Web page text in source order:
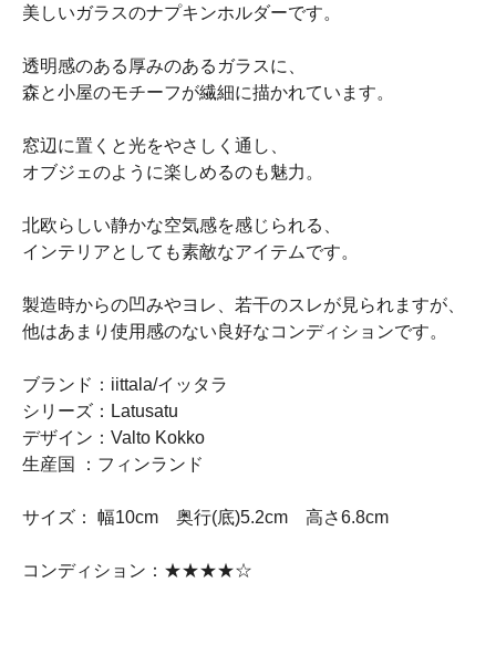
美しいガラスのナプキンホルダーです。
透明感のある厚みのあるガラスに、
森と小屋のモチーフが繊細に描かれています。
窓辺に置くと光をやさしく通し、
オブジェのように楽しめるのも魅力。
北欧らしい静かな空気感を感じられる、
インテリアとしても素敵なアイテムです。
製造時からの凹みやヨレ、若干のスレが見られますが、
他はあまり使用感のない良好なコンディションです。
ブランド：iittala/イッタラ
シリーズ：Latusatu
デザイン：Valto Kokko
生産国 ：フィンランド
サイズ： 幅10cm 奥行(底)5.2cm 高さ6.8cm
コンディション：★★★★☆